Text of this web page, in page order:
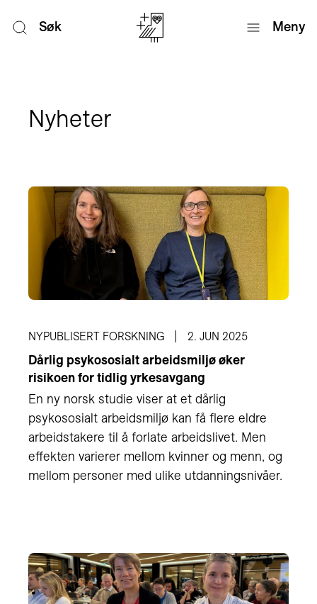
Søk Meny
Nyheter
NYPUBLISERT FORSKNING 2. JUN 2025
Dårlig psykososialt arbeidsmiljø øker
risikoen for tidlig yrkesavgang
En ny norsk studie viser at et dårlig
psykososialt arbeidsmiljø kan få flere eldre
arbeidstakere til å forlate arbeidslivet. Men
effekten varierer mellom kvinner og menn, og
mellom personer med ulike utdanningsnivåer.